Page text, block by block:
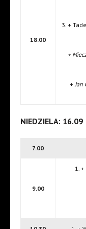
18.00
3. +
+
+ Jan
NIEDZIELA: 16.09
7.00
9.00
1.